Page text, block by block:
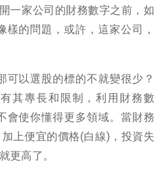
一家公司的財務數字之前，如
樣的問題，或許，這家公司，
可以選股的標的不就變很少？
其專長和限制，利用財務數
會使你懂得更多領域。當財務
上便宜的價格(白線)，投資失
更高了。